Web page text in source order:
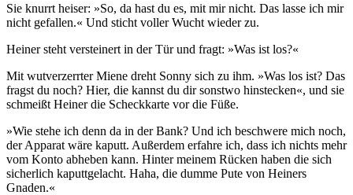
Sie knurrt heiser: »So, da hast du es, mit mir nicht. Das lasse ich mir
nicht gefallen.« Und sticht voller Wucht wieder zu.
Heiner steht versteinert in der Tür und fragt: »Was ist los?«
Mit wutverzerrter Miene dreht Sonny sich zu ihm. »Was los ist? Das
fragst du noch? Hier, die kannst du dir sonstwo hinstecken«, und sie
schmeißt Heiner die Scheckkarte vor die Füße.
»Wie stehe ich denn da in der Bank? Und ich beschwere mich noch,
der Apparat wäre kaputt. Außerdem erfahre ich, dass ich nichts mehr
vom Konto abheben kann. Hinter meinem Rücken haben die sich
sicherlich kaputtgelacht. Haha, die dumme Pute von Heiners
Gnaden.«